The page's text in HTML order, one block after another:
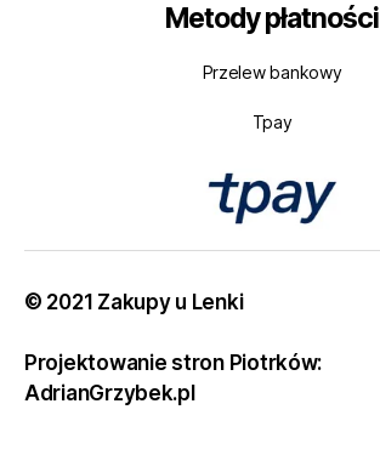
Metody płatności
Przelew bankowy
Tpay
© 2021 Zakupy u Lenki
Projektowanie stron Piotrków:
AdrianGrzybek.pl